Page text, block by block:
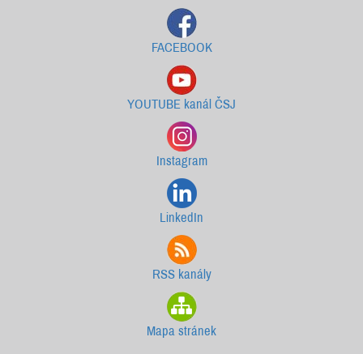
FACEBOOK
YOUTUBE kanál ČSJ
Instagram
LinkedIn
RSS kanály
Mapa stránek